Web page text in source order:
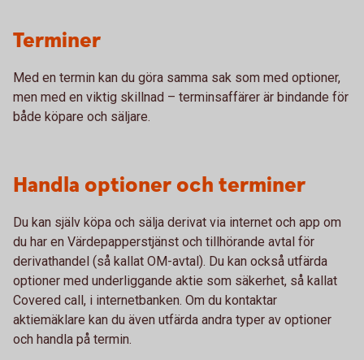
Terminer
Med en termin kan du göra samma sak som med optioner,
men med en viktig skillnad – terminsaffärer är bindande för
både köpare och säljare.
Handla optioner och terminer
Du kan själv köpa och sälja derivat via internet och app om
du har en Värdepapperstjänst och tillhörande avtal för
derivathandel (så kallat OM-avtal). Du kan också utfärda
optioner med underliggande aktie som säkerhet, så kallat
Covered call, i internetbanken. Om du kontaktar
aktiemäklare kan du även utfärda andra typer av optioner
och handla på termin.